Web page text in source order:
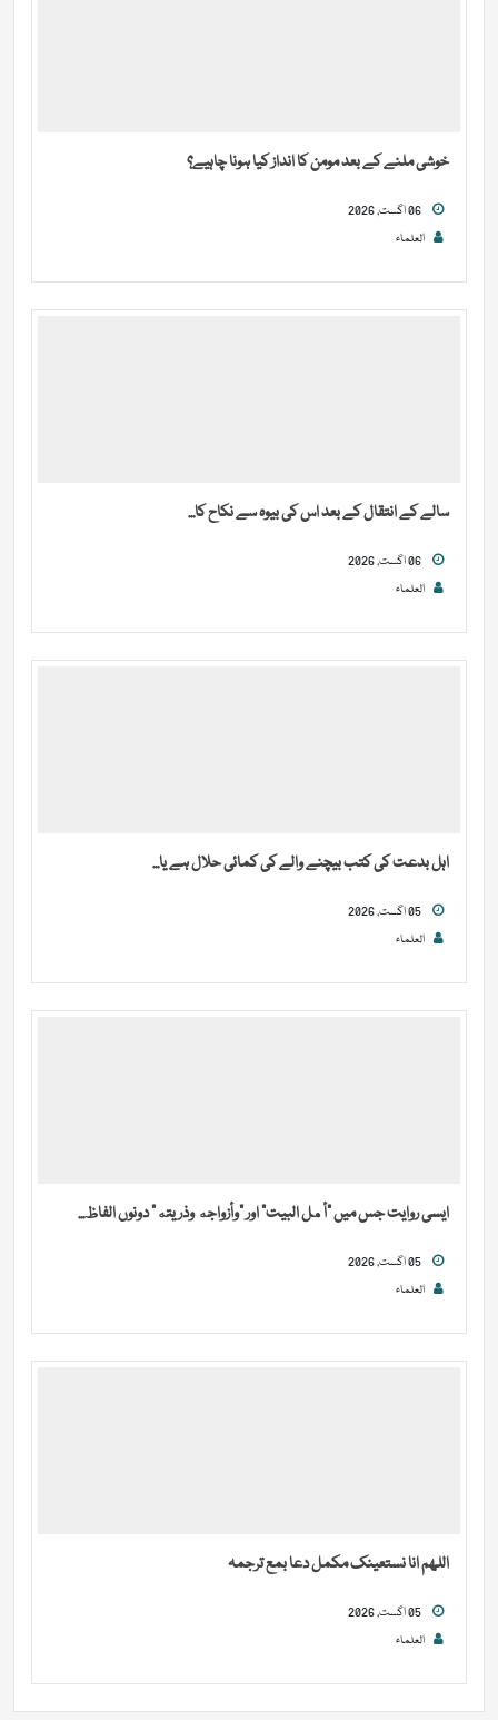
خوشی ملنے کے بعد مومن کا انداز کیا ہونا چاہیے؟
العلماء
سالے کے انتقال کے بعد اس کی بیوہ سے نکاح کا...
العلماء
اہل بدعت کی کتب بیچنے والے کی کمائی حلال ہے یا...
العلماء
ایسی روایت جس میں “أهل البيت” اور “وأزواجه وذريته” دونوں الفاظ...
العلماء
اللھم انا نستعینک مکمل دعا بمع ترجمہ
العلماء